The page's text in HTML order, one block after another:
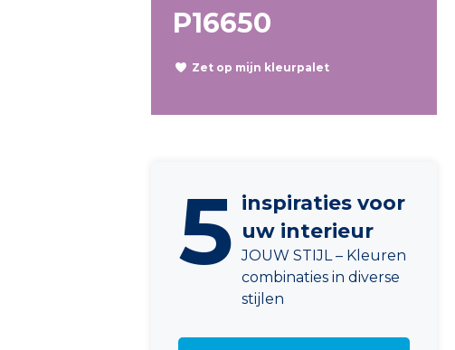
P16650
Zet op mijn kleurpalet
5 inspiraties voor
uw interieur
JOUW STIJL – Kleuren
combinaties in diverse
stijlen